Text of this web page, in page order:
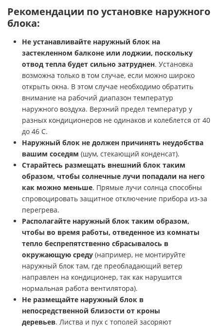
Рекомендации по установке наружного
блока:
Не устанавливайте наружный блок на
застекленном балконе или лоджии, поскольку
отвод тепла будет сильно затруднен. Установка
возможна только в том случае, если можно широко
открыть окна. В этом случае необходимо обратить
внимание на рабочий диапазон температур
наружного воздуха. Верхний предел температур у
разных кондиционеров не одинаков и колеблется от 40
до 46 С.
Наружный блок не должен причинять неудобства
вашим соседям (шум, стекающий конденсат).
Старайтесь размещать внешний блок таким
образом, чтобы солнечные лучи попадали на него
как можно меньше. Прямые лучи солнца способны
спровоцировать защитное отключение прибора из-за
перегрева.
Располагайте наружный блок таким образом,
чтобы во время работы, отведенное из комнаты
тепло беспрепятственно сбрасывалось в
окружающую среду (например, не монтируйте
наружный блок там, где преобладающий ветер
направлен на кондиционер, так как нарушится
нормальная работа вентилятора).
Не размещайте наружный блок в
непосредственной близости от кроны
деревьев. Листва и пух с тополей засоряют